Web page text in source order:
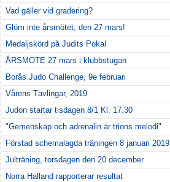
Vad gäller vid gradering?
Glöm inte årsmötet, den 27 mars!
Medaljskörd på Judits Pokal
ÅRSMÖTE 27 mars i klubbstugan
Borås Judo Challenge, 9e februari
Vårens Tävlingar, 2019
Judon startar tisdagen 8/1 Kl. 17.30
"Gemenskap och adrenalin är trions melodi"
Förstad schemalagda träningen 8 januari 2019
Julträning, torsdagen den 20 december
Norra Halland rapporterar resultat